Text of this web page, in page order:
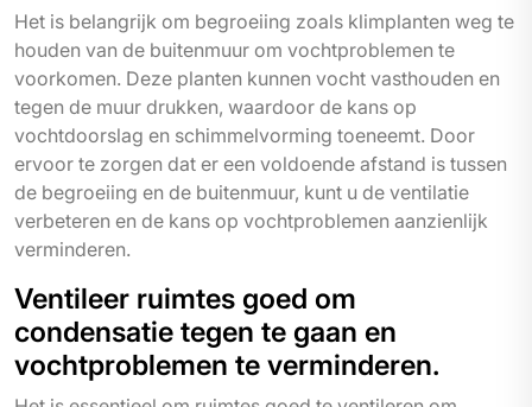
Het is belangrijk om begroeiing zoals klimplanten weg te
houden van de buitenmuur om vochtproblemen te
voorkomen. Deze planten kunnen vocht vasthouden en
tegen de muur drukken, waardoor de kans op
vochtdoorslag en schimmelvorming toeneemt. Door
ervoor te zorgen dat er een voldoende afstand is tussen
de begroeiing en de buitenmuur, kunt u de ventilatie
verbeteren en de kans op vochtproblemen aanzienlijk
verminderen.
Ventileer ruimtes goed om
condensatie tegen te gaan en
vochtproblemen te verminderen.